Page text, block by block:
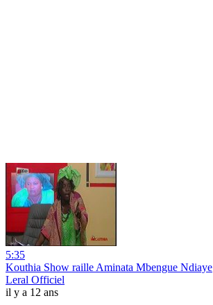
5:35
Kouthia Show raille Aminata Mbengue Ndiaye
Leral Officiel
il y a 12 ans